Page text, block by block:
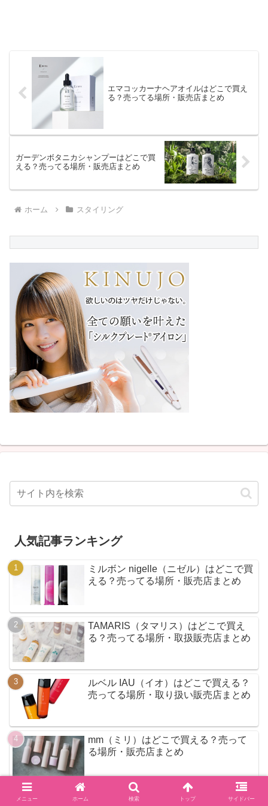
エマコッカーナヘアオイルはどこで買え
る？売ってる場所・販売店まとめ
ガーデンボタニカシャンプーはどこで買
える？売ってる場所・販売店まとめ
ホーム スタイリング
人気記事ランキング
ミルボン nigelle（ニゼル）はどこで買
える？売ってる場所・販売店まとめ
TAMARIS（タマリス）はどこで買え
る？売ってる場所・取扱販売店まとめ
ルベル IAU（イオ）はどこで買える？
売ってる場所・取り扱い販売店まとめ
mm（ミリ）はどこで買える？売って
る場所・販売店まとめ
N.（エヌドット）のポリッシュオイル
メニュー ホーム 検索 トップ サイドバー